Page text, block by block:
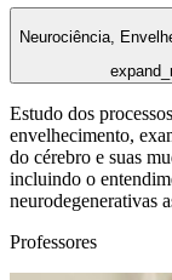
Neurociência,
Estudo dos
envelhecimento,
do cérebro e suas
incluindo o
neurodegenerativas
Professores